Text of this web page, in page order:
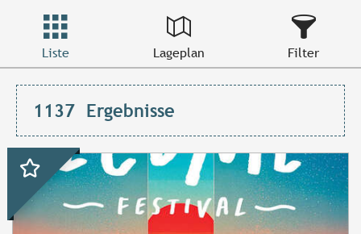
Liste Lageplan Filter
1137 Ergebnisse